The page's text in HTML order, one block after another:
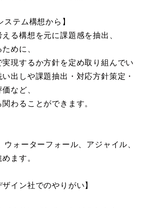
ステム構想から】
る構想を元に課題感を抽出、
めに、
実現するか方針を定め取り組んでい
出しや課題抽出・対応方針策定・
など、
わることができます。
ウォーターフォール、アジャイル、
ます。
ザイン社でのやりがい】